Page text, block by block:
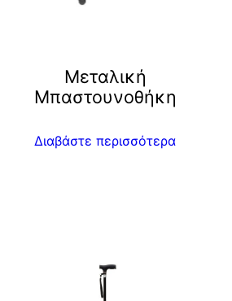
Μεταλική
Μπαστουνοθήκη
Διαβάστε περισσότερα